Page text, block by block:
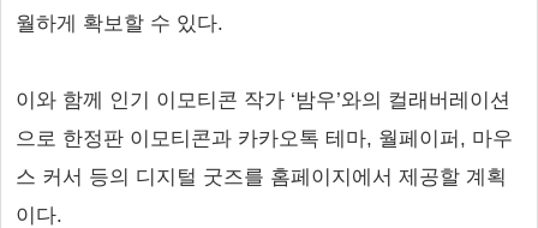
월하게 확보할 수 있다.
이와 함께 인기 이모티콘 작가 ‘밤우’와의 컬래버레이션
으로 한정판 이모티콘과 카카오톡 테마, 월페이퍼, 마우
스 커서 등의 디지털 굿즈를 홈페이지에서 제공할 계획
이다.